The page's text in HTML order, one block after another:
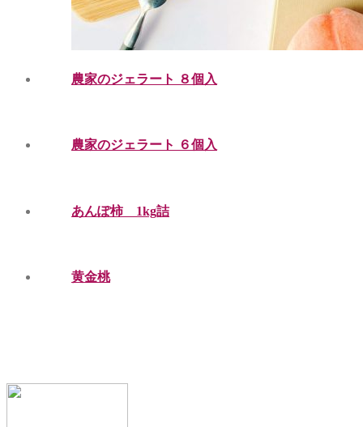
農家のジェラート ８個入
農家のジェラート ６個入
あんぽ柿 1kg詰
黄金桃